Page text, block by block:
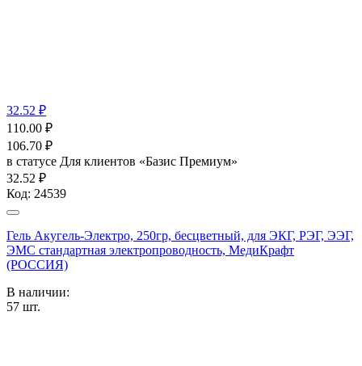
32.52 ₽
110.00 ₽
106.70 ₽
в статусе Для клиентов «Базис Премиум»
32.52 ₽
Код: 24539
Гель Акугель-Электро, 250гр, бесцветный, для ЭКГ, РЭГ, ЭЭГ,
ЭМС стандартная электропроводность, МедиКрафт
(РОССИЯ)
В наличии:
57 шт.